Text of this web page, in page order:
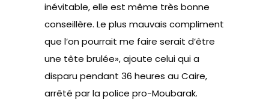
inévitable, elle est même très bonne
conseillère. Le plus mauvais compliment
que l’on pourrait me faire serait d’être
une tête brulée», ajoute celui qui a
disparu pendant 36 heures au Caire,
arrêté par la police pro-Moubarak.